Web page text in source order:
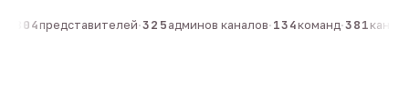
804представителей·325 админов каналов·134команд·381